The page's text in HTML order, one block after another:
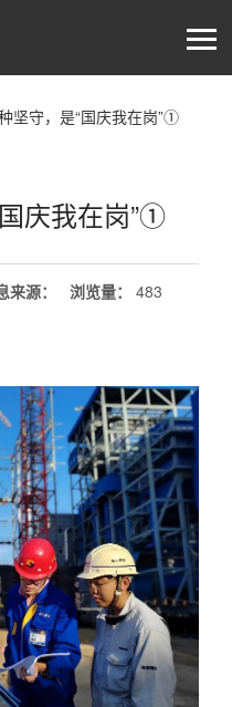
坚守，是“国庆我在岗”①
庆我在岗”①
来源： 浏览量： 483